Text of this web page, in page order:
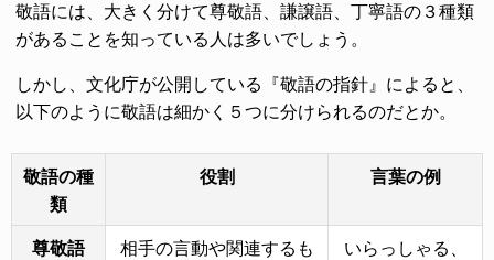
敬語には、大きく分けて尊敬語、謙譲語、丁寧語の３種類
があることを知っている人は多いでしょう。
しかし、文化庁が公開している『敬語の指針』によると、
以下のように敬語は細かく５つに分けられるのだとか。
敬語の種
類
役割 言葉の例
尊敬語
相手の言動や関連するも
いらっしゃる、